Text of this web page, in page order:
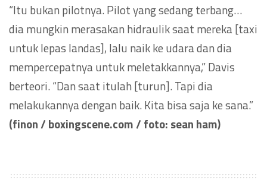
“Itu bukan pilotnya. Pilot yang sedang terbang…
dia mungkin merasakan hidraulik saat mereka [taxi
untuk lepas landas], lalu naik ke udara dan dia
mempercepatnya untuk meletakkannya,” Davis
berteori. “Dan saat itulah [turun]. Tapi dia
melakukannya dengan baik. Kita bisa saja ke sana.”
(finon / boxingscene.com / foto: sean ham)